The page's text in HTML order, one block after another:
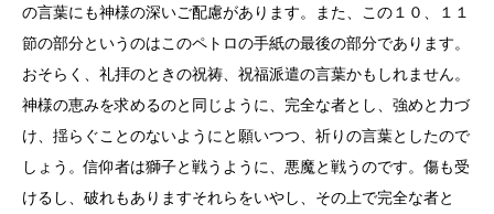
の言葉にも神様の深いご配慮があります。また、この１０、１１
節の部分というのはこのペトロの手紙の最後の部分であります。
おそらく、礼拝のときの祝祷、祝福派遣の言葉かもしれません。
神様の恵みを求めるのと同じように、完全な者とし、強めと力づ
け、揺らぐことのないようにと願いつつ、祈りの言葉としたので
しょう。信仰者は獅子と戦うように、悪魔と戦うのです。傷も受
けるし、破れもありますそれらをいやし、その上で完全な者と